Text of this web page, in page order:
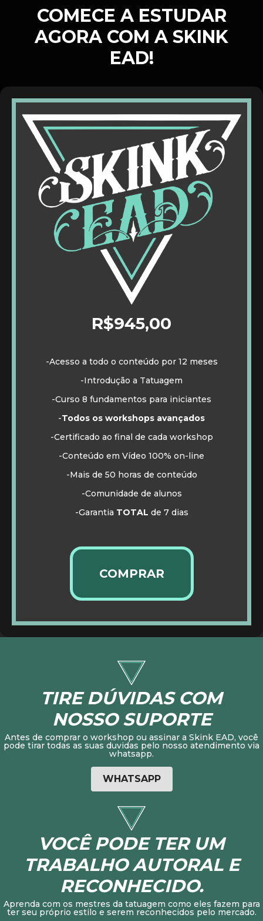
COMECE A ESTUDAR
AGORA COM A SKINK
EAD!
R$945,00
-Acesso a todo o conteúdo por 12 meses
-Introdução a Tatuagem
-Curso 8 fundamentos para iniciantes
-Todos os workshops avançados
-Certificado ao final de cada workshop
-Conteúdo em Vídeo 100% on-line
-Mais de 50 horas de conteúdo
-Comunidade de alunos
-Garantia TOTAL de 7 dias
COMPRAR
TIRE DÚVIDAS COM
NOSSO SUPORTE
Antes de comprar o workshop ou assinar a Skink EAD, você
pode tirar todas as suas duvidas pelo nosso atendimento via
whatsapp.
WHATSAPP
VOCÊ PODE TER UM
TRABALHO AUTORAL E
RECONHECIDO.
Aprenda com os mestres da tatuagem como eles fazem para
ter seu próprio estilo e serem reconhecidos pelo mercado.